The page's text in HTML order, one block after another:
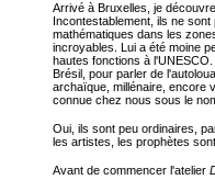
Arrivé à Bruxelles, je
Incontestablement, ils ne
mathématiques dans les
incroyables. Lui a été moine
hautes fonctions à
Brésil, pour parler de
archaïque, millénaire, encore
connue chez nous sous le
Oui, ils sont peu ordinaires,
les artistes, les prophètes
Avant de commencer l'atelier